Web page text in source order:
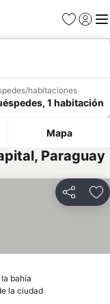
Favoritos
Iniciar
habitaciones
1 habitación
Mapa
Paraguay
Compartir
bahía
la ciudad